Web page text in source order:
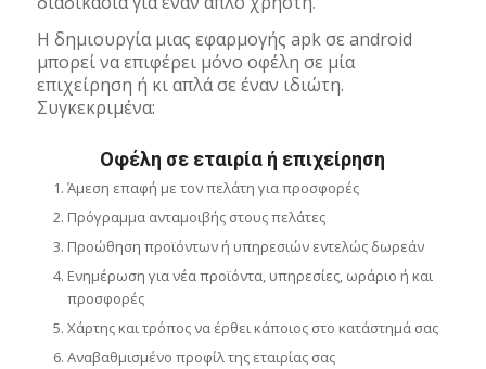
Η δημιουργία μιας εφαρμογής apk σε android
μπορεί να επιφέρει μόνο οφέλη σε μία
επιχείρηση ή κι απλά σε έναν ιδιώτη.
Συγκεκριμένα:
Οφέλη σε εταιρία ή επιχείρηση
Άμεση επαφή με τον πελάτη για προσφορές
Πρόγραμμα ανταμοιβής στους πελάτες
Προώθηση προϊόντων ή υπηρεσιών εντελώς δωρεάν
Ενημέρωση για νέα προϊόντα, υπηρεσίες, ωράριο ή και
προσφορές
Χάρτης και τρόπος να έρθει κάποιος στο κατάστημά σας
Αναβαθμισμένο προφίλ της εταιρίας σας